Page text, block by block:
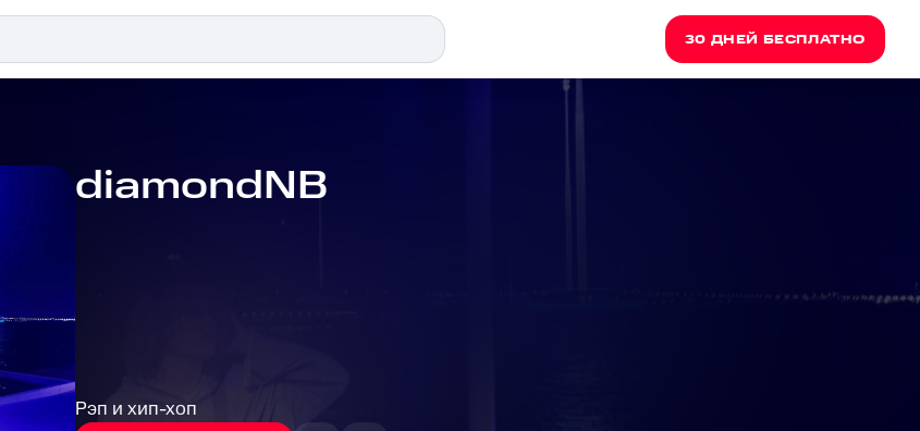
30 ДНЕЙ БЕСПЛАТНО
diamondNB
Рэп и хип-хоп